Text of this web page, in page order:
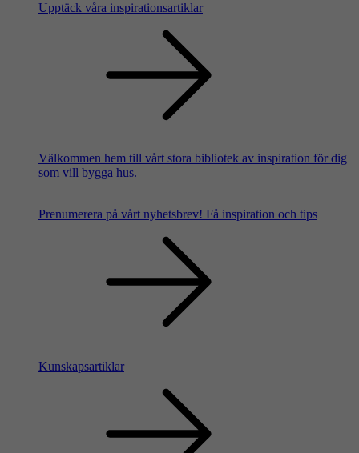
Upptäck våra inspirationsartiklar
Välkommen hem till vårt stora bibliotek av inspiration för dig
som vill bygga hus.
Prenumerera på vårt nyhetsbrev! Få inspiration och tips
Kunskapsartiklar